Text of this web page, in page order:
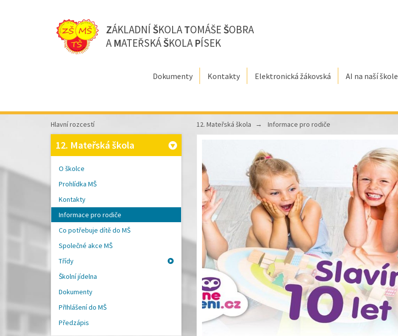
ZÁKLADNÍ ŠKOLATOMÁŠE ŠOBRA
AMATEŘSKÁŠKOLAPÍSEK
Dokumenty Kontakty Elektronická žákovská AI na naší škole
Hlavní rozcestí
12. Mateřská škola
O školce
Prohlídka MŠ
Kontakty
Informace pro rodiče
Co potřebuje dítě do MŠ
Společné akce MŠ
Třídy
Školní jídelna
Dokumenty
PřIhlášení do MŠ
Předzápis
12. Mateřská škola Informace pro rodiče